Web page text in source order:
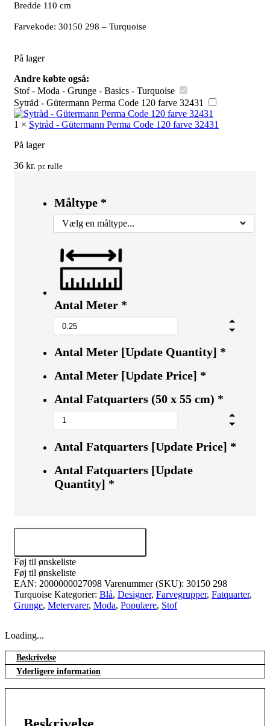
Bredde 110 cm
Farvekode: 30150 298 – Turquoise
På lager
Andre købte også:
Stof - Moda - Grunge - Basics - Turquoise
Sytråd - Gütermann Perma Code 120 farve 32431
1 × Sytråd - Gütermann Perma Code 120 farve 32431
På lager
36 kr. pr. rulle
Måltype *
Antal Meter *
Antal Meter [Update Quantity] *
Antal Meter [Update Price] *
Antal Fatquarters (50 x 55 cm) *
Antal Fatquarters [Update Price] *
Antal Fatquarters [Update
Quantity] *
Føj til ønskeliste
Føj til ønskeliste
EAN: 2000000027098 Varenummer (SKU): 30150 298
Turquoise Kategorier: Blå, Designer, Farvegrupper, Fatquarter,
Grunge, Metervarer, Moda, Populære, Stof
Loading...
Beskrivelse
Yderligere information